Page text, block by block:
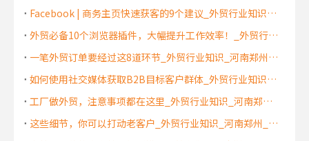
Facebook | 商务主页快速获客的9个建议_外贸行业知识_河南郑州_思亿欧外贸快车
外贸必备10个浏览器插件，大幅提升工作效率！_外贸行业知识_河南郑州_中国制造网
一笔外贸订单要经过这8道环节_外贸行业知识_河南郑州_思亿欧外贸快车
如何使用社交媒体获取B2B目标客户群体_外贸行业知识_河南郑州_思亿欧外贸快车
工厂做外贸，注意事项都在这里_外贸行业知识_河南郑州_思亿欧外贸快车
这些细节，你可以打动老客户_外贸行业知识_河南郑州_思亿欧外贸快车